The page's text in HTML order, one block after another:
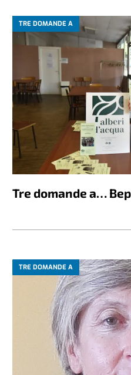
TRE DOMANDE A
Tre domande a…
TRE DOMANDE A